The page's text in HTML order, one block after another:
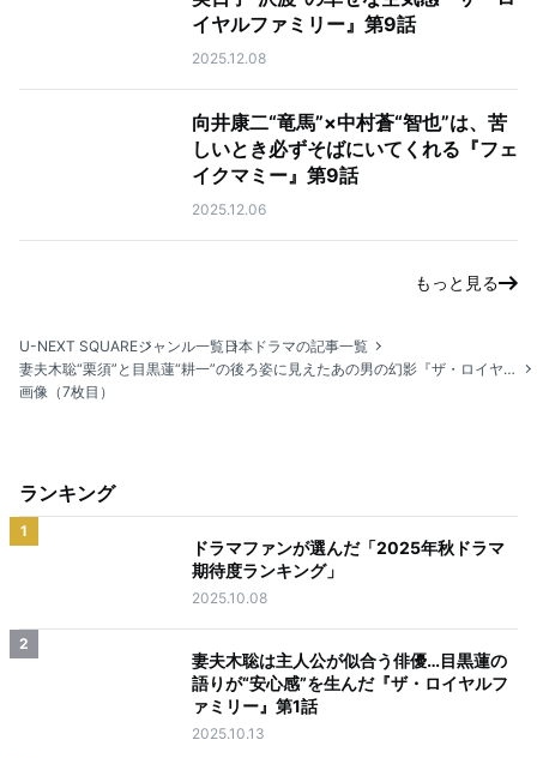
イヤルファミリー』第9話
2025.12.08
向井康二“竜馬”×中村蒼“智也”は、苦
しいとき必ずそばにいてくれる『フェ
イクマミー』第9話
2025.12.06
もっと見る
U-NEXT SQUAREジャンル一覧日本ドラマの記事一覧
妻夫木聡“栗須”と目黒蓮“耕一”の後ろ姿に見えたあの男の幻影『ザ・ロイヤルファミリー』最終話
画像（7枚目）
ランキング
1
ドラマファンが選んだ「2025年秋ドラマ
期待度ランキング」
2025.10.08
2
妻夫木聡は主人公が似合う俳優…目黒蓮の
語りが“安心感”を生んだ『ザ・ロイヤルフ
ァミリー』第1話
2025.10.13